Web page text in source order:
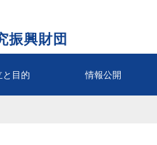
振興財団
と目的 情報公開